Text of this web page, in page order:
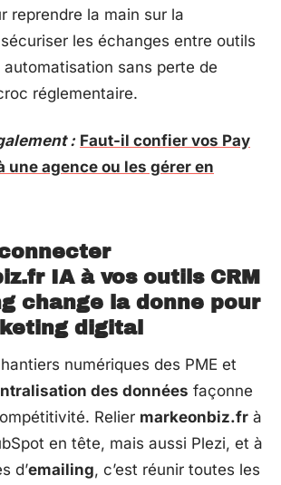
reprendre la main sur la
les échanges entre outils
sans perte de
réglementaire.
: Faut-il confier vos Pay
une agence ou les gérer en
IA à vos outils CRM
change la donne pour
digital
numériques des PME et
des données façonne
Relier markeonbiz.fr à
en tête, mais aussi Plezi, et à
d’emailing, c’est réunir toutes les